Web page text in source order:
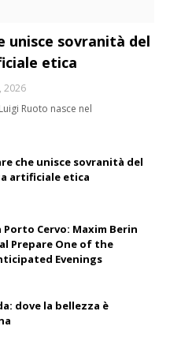
unisce sovranità del
etica
2026
Ruoto nasce nel
che unisce sovranità del
artificiale etica
Porto Cervo: Maxim Berin
Prepare One of the
Evenings
dove la bellezza è